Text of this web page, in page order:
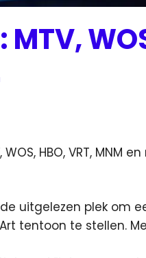
HBO, VRT, MNM
uitgelezen plek om
tentoon te stellen.